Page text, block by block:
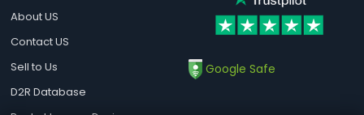
About US
Contact US
Sell to Us
D2R Database
Google Safe